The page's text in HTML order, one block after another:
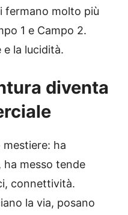
fermano molto più
1 e Campo 2.
e la lucidità.
diventa
ha
ha messo tende
connettività.
la via, posano